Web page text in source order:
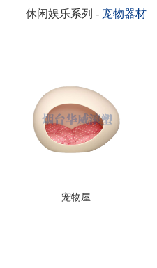
休闲娱乐系列 - 宠物器材
宠物屋